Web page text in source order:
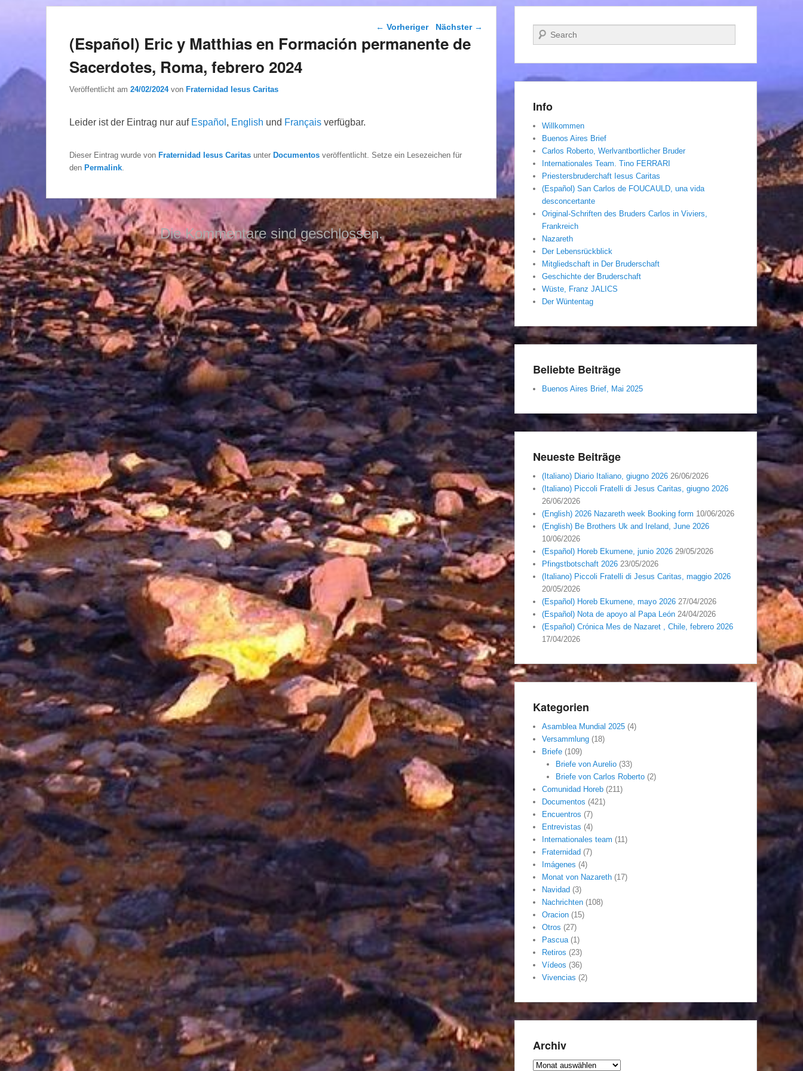
Beitragsnavigation
← Vorheriger Nächster →
(Español) Eric y Matthias en Formación permanente de
Sacerdotes, Roma, febrero 2024
Veröffentlicht am 24/02/2024 von Fraternidad Iesus Caritas
Leider ist der Eintrag nur auf Español , English und Français verfügbar.
Dieser Eintrag wurde von Fraternidad Iesus Caritas unter Documentos veröffentlicht. Setze ein Lesezeichen für
den Permalink
Die Kommentare sind geschlossen.
Suchen
Info
Willkommen
Buenos Aires Brief
Carlos Roberto, Werlvantbortlicher Bruder
Internationales Team. Tino FERRARI
Priestersbruderchaft Iesus Caritas
(Español) San Carlos de FOUCAULD, una vida
desconcertante
Original-Schriften des Bruders Carlos in Viviers,
Frankreich
Nazareth
Der Lebensrückblick
Mitgliedschaft in Der Bruderschaft
Geschichte der Bruderschaft
Wüste, Franz JALICS
Der Wüntentag
Beliebte Beiträge
Buenos Aires Brief, Mai 2025
Neueste Beiträge
(Italiano) Diario Italiano, giugno 2026 26/06/2026
(Italiano) Piccoli Fratelli di Jesus Caritas, giugno 2026
26/06/2026
(English) 2026 Nazareth week Booking form 10/06/2026
(English) Be Brothers Uk and Ireland, June 2026
10/06/2026
(Español) Horeb Ekumene, junio 2026 29/05/2026
Pfingstbotschaft 2026 23/05/2026
(Italiano) Piccoli Fratelli di Jesus Caritas, maggio 2026
20/05/2026
(Español) Horeb Ekumene, mayo 2026 27/04/2026
(Español) Nota de apoyo al Papa León 24/04/2026
(Español) Crónica Mes de Nazaret , Chile, febrero 2026
17/04/2026
Kategorien
Asamblea Mundial 2025 (4)
Versammlung (18)
Briefe (109)
Briefe von Aurelio(33)
Briefe von Carlos Roberto(2)
Comunidad Horeb (211)
Documentos (421)
Encuentros (7)
Entrevistas (4)
Internationales team (11)
Fraternidad (7)
Imágenes (4)
Monat von Nazareth (17)
Navidad (3)
Nachrichten (108)
Oracion (15)
Otros (27)
Pascua(1)
Retiros (23)
Vídeos (36)
Vivencias (2)
Archiv
Archiv